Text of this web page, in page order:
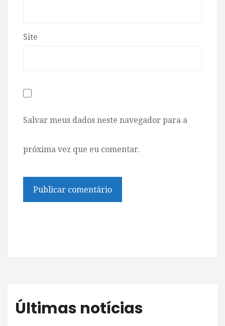
Site
Salvar meus dados neste navegador para a
próxima vez que eu comentar.
Últimas notícias